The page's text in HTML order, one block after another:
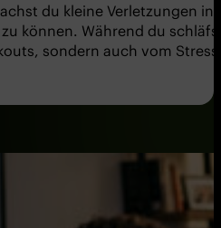
du kleine Verletzungen
können. Während du
sondern auch vom